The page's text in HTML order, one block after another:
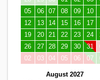
05
06 07 08 09 10
12
13 14 15 16 17
19
20 21 22 23 24
26
27 28 29 30 31
02
03 04 05 06 07
August 2027